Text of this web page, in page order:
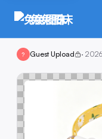
兔兔图床
? Guest Upload ·